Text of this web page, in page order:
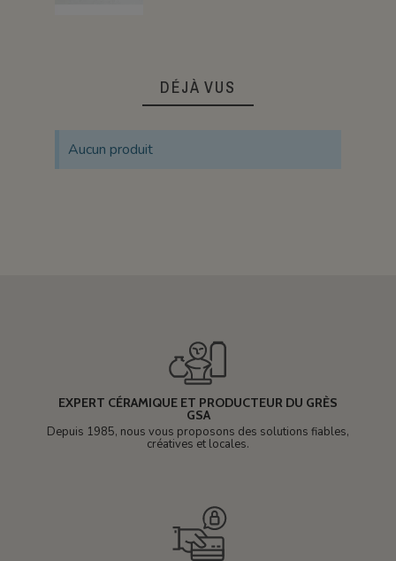
DÉJÀ VUS
Aucun produit
EXPERT CÉRAMIQUE ET PRODUCTEUR DU GRÈS
GSA
Depuis 1985, nous vous proposons des solutions fiables,
créatives et locales.